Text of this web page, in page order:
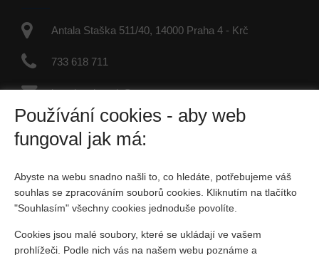
Antala Staška 511/40, 14000 Praha 4 - Krč
733 618 711
jaroslav.dvorak@re-max.cz
IČO: 45877246
Fyzická osoba zapsaná v živnostenském rejstříku
Sociální sítě
Používání cookies - aby web
fungoval jak má:
Abyste na webu snadno našli to, co hledáte, potřebujeme váš
souhlas se zpracováním souborů cookies. Kliknutím na tlačítko
"Souhlasím" všechny cookies jednoduše povolíte.
Cookies jsou malé soubory, které se ukládají ve vašem
prohlížeči. Podle nich vás na našem webu poznáme a